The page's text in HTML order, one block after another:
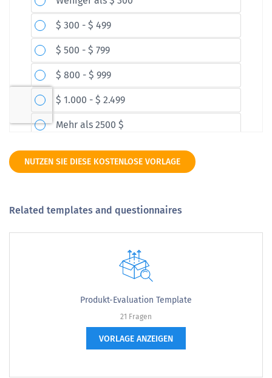
NUTZEN SIE DIESE KOSTENLOSE VORLAGE
Related templates and questionnaires
Produkt-Evaluation Template
21 Fragen
VORLAGE ANZEIGEN